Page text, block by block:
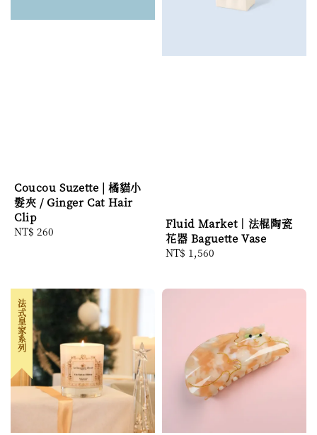
Coucou Suzette | 橘貓小
髮夾 / Ginger Cat Hair
Clip
Regular
NT$ 260
Fluid Market｜法棍陶瓷
花器 Baguette Vase
Regular
NT$ 1,560
法式皇家系列